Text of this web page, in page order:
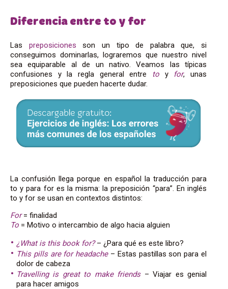
Diferencia entre to y for
Las preposiciones son un tipo de palabra que, si
conseguimos dominarlas, lograremos que nuestro nivel
sea equiparable al de un nativo. Veamos las típicas
confusiones y la regla general entre
to y for, unas
preposiciones que pueden hacerte dudar.
La confusión llega porque en español la traducción para
to y para for es la misma: la preposición “para”. En inglés
to y for se usan en contextos distintos:
For= finalidad
To = Motivo o intercambio de algo hacia alguien
¿What is this book for?– ¿Para qué es este libro?
This pills are for headache– Estas pastillas son para el
dolor de cabeza
Travelling is great to make friends – Viajar es genial
para hacer amigos